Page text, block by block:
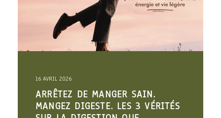
16 AVRIL 2026
ARRÊTEZ DE MANGER SAIN.
MANGEZ DIGESTE. LES 3 VÉRITÉS